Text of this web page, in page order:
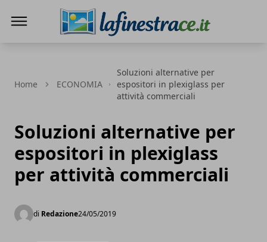
Home ECONOMIA
Soluzioni alternative per
espositori in plexiglass per
attività commerciali
Soluzioni alternative per
espositori in plexiglass
per attività commerciali
di Redazione24/05/2019